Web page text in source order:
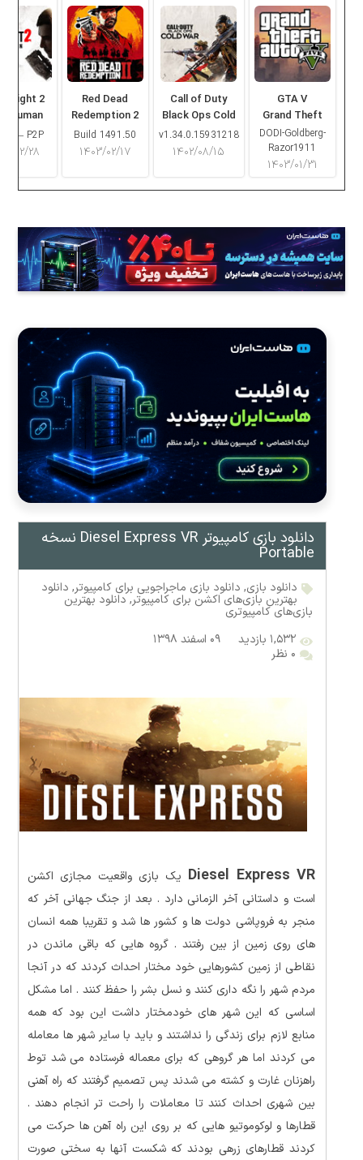
GTA V
Grand Theft
Auto V
DODI-Goldberg-
Razor1911
۱۴۰۳/۰۱/۳۱
Call of Duty
Black Ops Cold
War
v1.34.0.15931218
۱۴۰۲/۰۸/۱۵
Red Dead
Redemption 2
Build 1491.50
۱۴۰۳/۰۲/۱۷
Light 2
Human
– P2P
۱۴۰۳/
دانلود بازی کامپیوتر Diesel Express VR نسخه
Portable
دانلود بازی, دانلود بازی ماجراجویی برای کامپیوتر, دانلود
بهترین بازی‌های اکشن برای کامپیوتر,دانلود بهترین
بازی‌های کامپیوتری
۱,۵۳۲ بازدید
۰۹ اسفند ۱۳۹۸
۰ نظر
Diesel Express VR یک بازی واقعیت مجازی اکشن
است و داستانی آخر الزمانی دارد . بعد از جنگ جهانی آخر که
منجر به فروپاشی دولت ها و کشور ها شد و تقریبا همه انسان
های روی زمین از بین رفتند . گروه هایی که باقی ماندن در
نقاطی از زمین کشورهایی خود مختار احداث کردند که در آنجا
مردم شهر را نگه داری کنند و نسل بشر را حفظ کنند . اما مشکل
اساسی که این شهر های خودمختار داشت این بود که همه
منابع لازم برای زندگی را نداشتند و باید با سایر شهر ها معامله
می کردند اما هر گروهی که برای معماله فرستاده می شد توط
راهزنان غارت و کشته می شدند پس تصمیم گرفتند که راه آهنی
بین شهری احداث کنند تا معاملات را راحت تر انجام دهند .
قطارها و لوکوموتیو هایی که بر روی این راه آهن ها حرکت می
کردند قطارهای زرهی بودند که شکست آنها به سختی صورت